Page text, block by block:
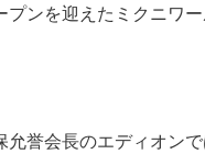
プンを迎えたミクニワ
誉会長のエディオン